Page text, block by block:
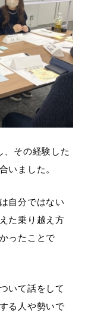
、その経験した
いました。
自分ではない
た乗り越え方
ったことで
いて話をして
る人や勢いで